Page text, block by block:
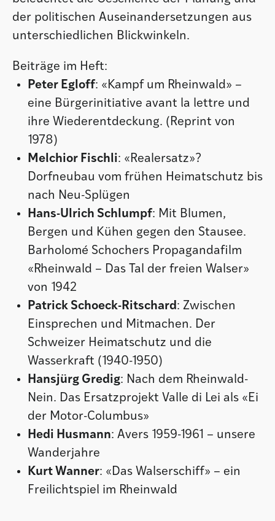
der politischen Auseinandersetzungen aus
unterschiedlichen Blickwinkeln.
Beiträge im Heft:
Peter Egloff: «Kampf um Rheinwald» –
eine Bürgerinitiative avant la lettre und
ihre Wiederentdeckung. (Reprint von
1978)
Melchior Fischli: «Realersatz»?
Dorfneubau vom frühen Heimatschutz bis
nach Neu-Splügen
Hans-Ulrich Schlumpf: Mit Blumen,
Bergen und Kühen gegen den Stausee.
Barholomé Schochers Propagandafilm
«Rheinwald – Das Tal der freien Walser»
von 1942
Patrick Schoeck-Ritschard: Zwischen
Einsprechen und Mitmachen. Der
Schweizer Heimatschutz und die
Wasserkraft (1940-1950)
Hansjürg Gredig: Nach dem Rheinwald-
Nein. Das Ersatzprojekt Valle di Lei als «Ei
der Motor-Columbus»
Hedi Husmann: Avers 1959-1961 – unsere
Wanderjahre
Kurt Wanner: «Das Walserschiff» – ein
Freilichtspiel im Rheinwald